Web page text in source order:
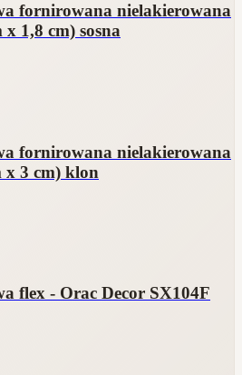
fornirowana nielakierowana
1,8 cm) sosna
fornirowana nielakierowana
x 3 cm) klon
flex - Orac Decor SX104F